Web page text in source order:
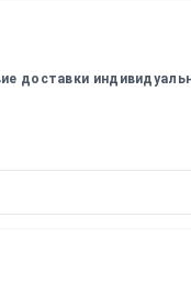
доставки